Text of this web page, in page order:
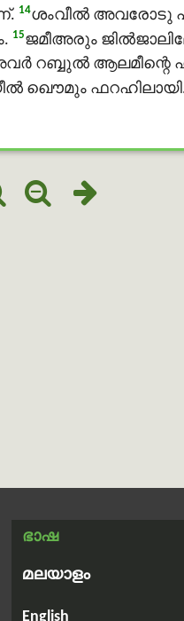
14ശംവീൽ അവരോടു
15ജമീഅരും
റബ്ബുൽ ആലമീന്റെ
ഖൌമും
ഭാഷ
മലയാളം
English